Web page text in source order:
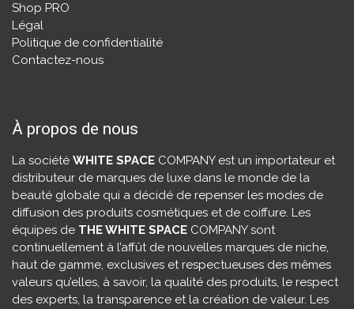
Shop PRO
Légal
Politique de confidentialité
Contactez-nous
À propos de nous
La société WHITE SPACE COMPANY est un importateur et
distributeur de marques de luxe dans le monde de la
beauté globale qui a décidé de repenser les modes de
diffusion des produits cosmétiques et de coiffure. Les
équipes de THE WHITE SPACE COMPANY sont
continuellement à l’affût de nouvelles marques de niche,
haut de gamme, exclusives et respectueuses des mêmes
valeurs qu’elles, à savoir, la qualité des produits, le respect
des experts, la transparence et la création de valeur. Les